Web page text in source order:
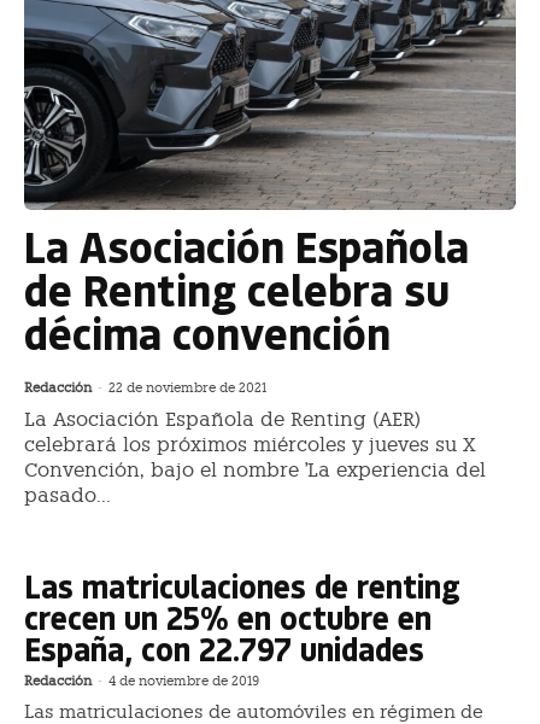
La Asociación Española
de Renting celebra su
décima convención
Redacción - 22 de noviembre de 2021
La Asociación Española de Renting (AER)
celebrará los próximos miércoles y jueves su X
Convención, bajo el nombre 'La experiencia del
pasado...
Las matriculaciones de renting
crecen un 25% en octubre en
España, con 22.797 unidades
Redacción - 4 de noviembre de 2019
Las matriculaciones de automóviles en régimen de